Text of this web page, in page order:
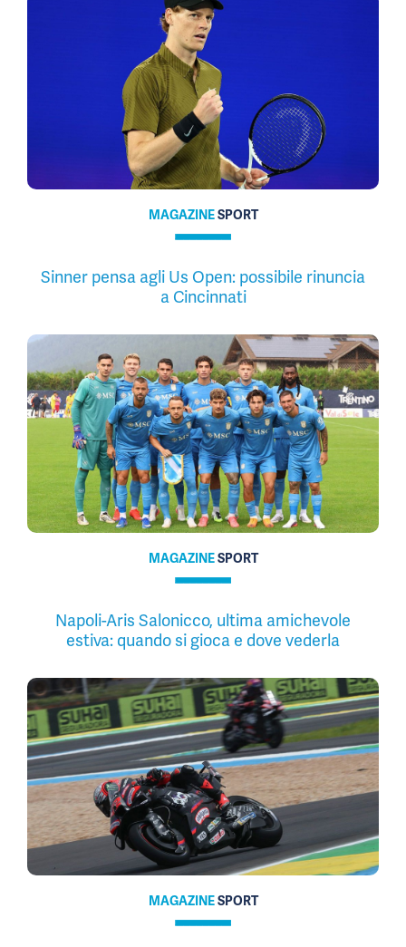
MAGAZINESPORT
Sinner pensa agli Us Open: possibile rinuncia
a Cincinnati
MAGAZINESPORT
Napoli-Aris Salonicco, ultima amichevole
estiva: quando si gioca e dove vederla
MAGAZINESPORT